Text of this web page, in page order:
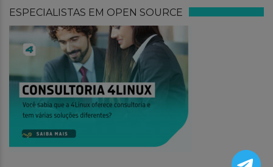
ESPECIALISTAS EM OPEN SOURCE